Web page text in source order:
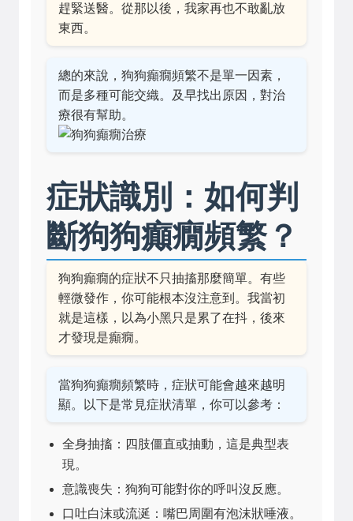
趕緊送醫。從那以後，我家再也不敢亂放
東西。
總的來說，狗狗癲癇頻繁不是單一因素，
而是多種可能交織。及早找出原因，對治
療很有幫助。
症狀識別：如何判
斷狗狗癲癇頻繁？
狗狗癲癇的症狀不只抽搐那麼簡單。有些
輕微發作，你可能根本沒注意到。我當初
就是這樣，以為小黑只是累了在抖，後來
才發現是癲癇。
當狗狗癲癇頻繁時，症狀可能會越來越明
顯。以下是常見症狀清單，你可以參考：
全身抽搐：四肢僵直或抽動，這是典型表
現。
意識喪失：狗狗可能對你的呼叫沒反應。
口吐白沫或流涎：嘴巴周圍有泡沫狀唾液。